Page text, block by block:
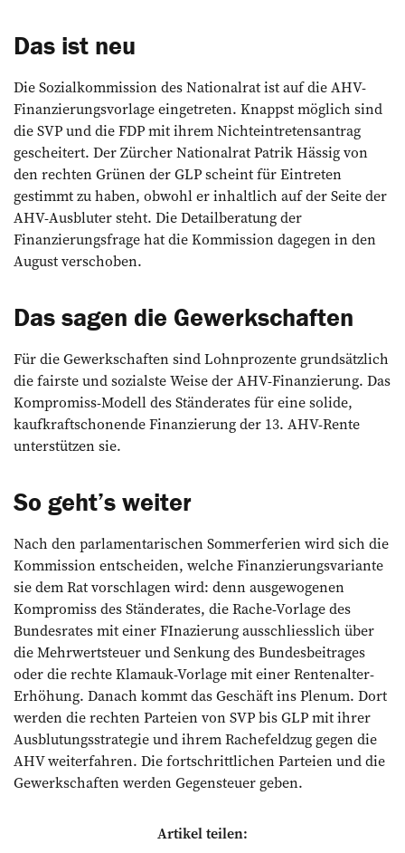
Das ist neu
Die Sozialkommission des Nationalrat ist auf die AHV-
Finanzierungsvorlage eingetreten. Knappst möglich sind
die SVP und die FDP mit ihrem Nichteintretensantrag
gescheitert. Der Zürcher Nationalrat Patrik Hässig von
den rechten Grünen der GLP scheint für Eintreten
gestimmt zu haben, obwohl er inhaltlich auf der Seite der
AHV-Ausbluter steht. Die Detailberatung der
Finanzierungsfrage hat die Kommission dagegen in den
August verschoben.
Das sagen die Gewerkschaften
Für die Gewerkschaften sind Lohnprozente grundsätzlich
die fairste und sozialste Weise der AHV-Finanzierung. Das
Kompromiss-Modell des Ständerates für eine solide,
kaufkraftschonende Finanzierung der 13. AHV-Rente
unterstützen sie.
So geht’s weiter
Nach den parlamentarischen Sommerferien wird sich die
Kommission entscheiden, welche Finanzierungsvariante
sie dem Rat vorschlagen wird: denn ausgewogenen
Kompromiss des Ständerates, die Rache-Vorlage des
Bundesrates mit einer FInazierung ausschliesslich über
die Mehrwertsteuer und Senkung des Bundesbeitrages
oder die rechte Klamauk-Vorlage mit einer Rentenalter-
Erhöhung. Danach kommt das Geschäft ins Plenum. Dort
werden die rechten Parteien von SVP bis GLP mit ihrer
Ausblutungsstrategie und ihrem Rachefeldzug gegen die
AHV weiterfahren. Die fortschrittlichen Parteien und die
Gewerkschaften werden Gegensteuer geben.
Artikel teilen: